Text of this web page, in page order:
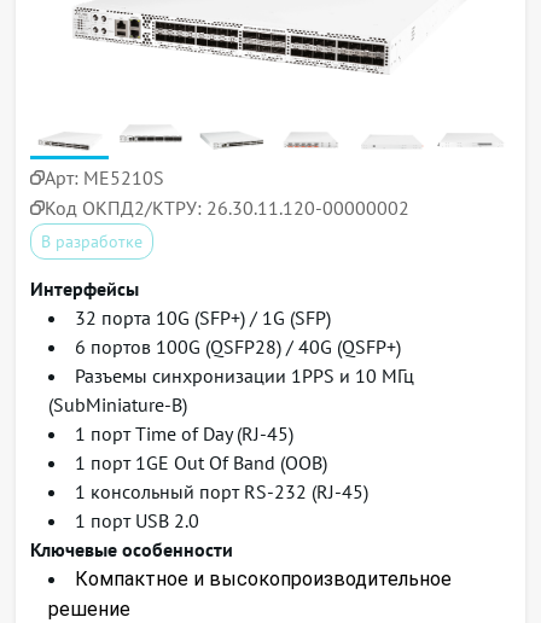
Арт: ME5210S
Код ОКПД2/КТРУ: 26.30.11.120-00000002
В разработке
Интерфейсы
32 порта 10G (SFP+) / 1G (SFP)
6 портов 100G (QSFP28) / 40G (QSFP+)
Разъемы синхронизации 1PPS и 10 МГц
(SubMiniature-B)
1 порт Time of Day (RJ-45)
1 порт 1GE Out Of Band (OOB)
1 консольный порт RS-232 (RJ-45)
1 порт USB 2.0
Ключевые особенности
Компактное и высокопроизводительное
решение